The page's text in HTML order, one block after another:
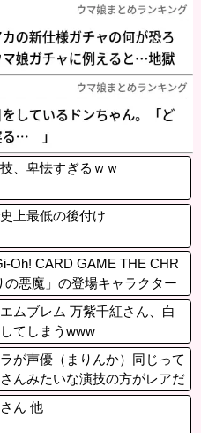
、卑怯すぎるｗｗ
上最低の後付け
Oh! CARD GAME THE CHR
悪魔」の登場キャラクター
ルスター」役の瀬戸麻沙美
コメント公開！
ムブレム 万紫千紅さん、白
てしまうwww
が声優（まりんか）同じって
んみたいな演技の方がレアだ
ん 他